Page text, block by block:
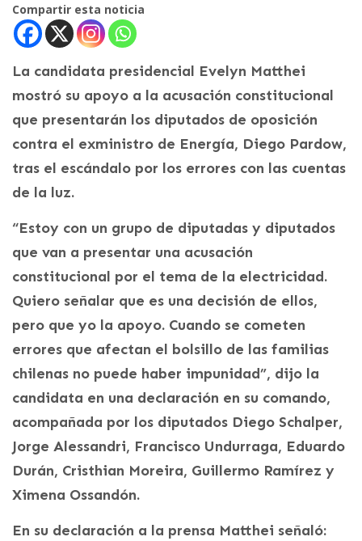
Compartir esta noticia
La candidata presidencial Evelyn Matthei
mostró su apoyo a la acusación constitucional
que presentarán los diputados de oposición
contra el exministro de Energía, Diego Pardow,
tras el escándalo por los errores con las cuentas
de la luz.
“Estoy con un grupo de diputadas y diputados
que van a presentar una acusación
constitucional por el tema de la electricidad.
Quiero señalar que es una decisión de ellos,
pero que yo la apoyo. Cuando se cometen
errores que afectan el bolsillo de las familias
chilenas no puede haber impunidad”, dijo la
candidata en una declaración en su comando,
acompañada por los diputados Diego Schalper,
Jorge Alessandri, Francisco Undurraga, Eduardo
Durán, Cristhian Moreira, Guillermo Ramírez y
Ximena Ossandón.
En su declaración a la prensa Matthei señaló: